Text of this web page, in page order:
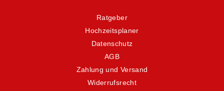
Ratgeber
Hochzeitsplaner
Datenschutz
AGB
Zahlung und Versand
Widerrufsrecht